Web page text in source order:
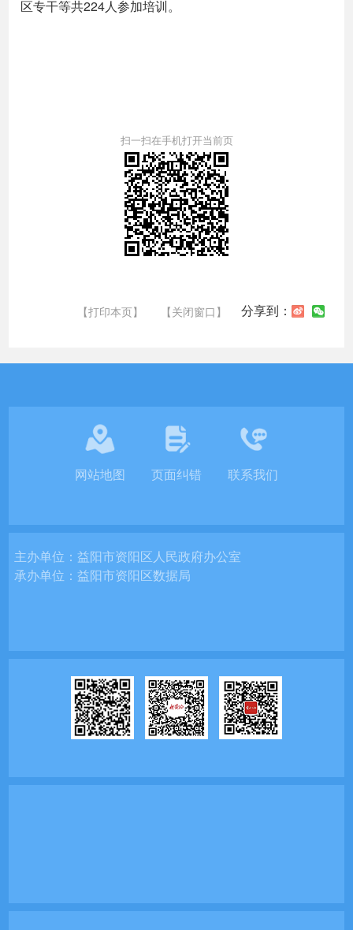
区专干等共224人参加培训。
扫一扫在手机打开当前页
【打印本页】 【关闭窗口】 分享到：
网站地图 页面纠错 联系我们
主办单位：益阳市资阳区人民政府办公室
承办单位：益阳市资阳区数据局